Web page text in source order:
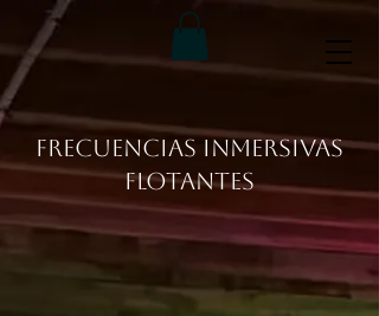
FRECUENCIAS INMERSIVAS
FLOTANTES